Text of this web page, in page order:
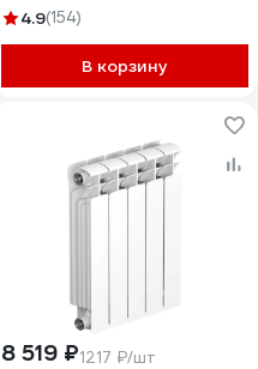
4.9(154)
В корзину
8 519 ₽1217 ₽/шт